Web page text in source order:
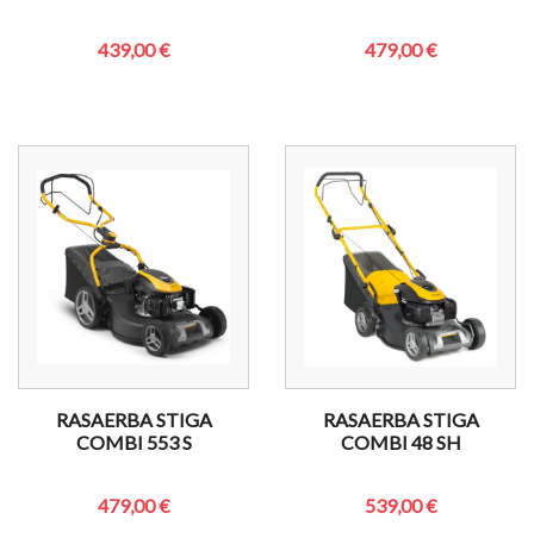
439,00 € 479,00 €
RASAERBA STIGA
COMBI 553 S
479,00 €
RASAERBA STIGA
COMBI 48 SH
539,00 €